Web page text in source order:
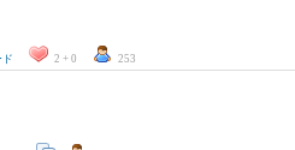
ド 2 + 0 253